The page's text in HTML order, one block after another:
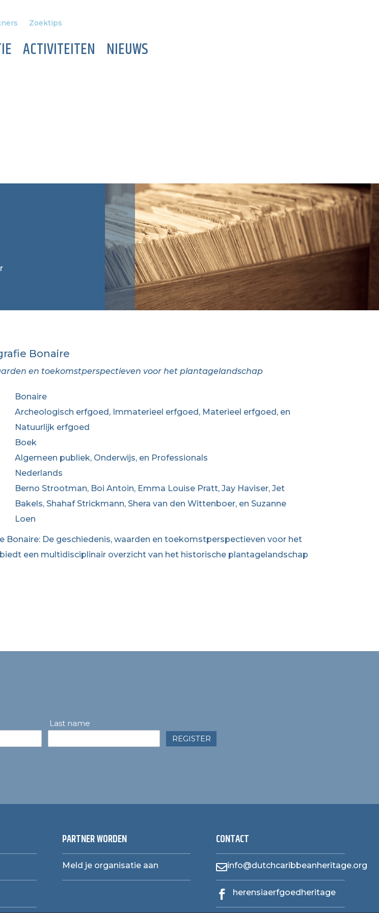
Zoektips
ACTIVITEITEN NIEUWS
Bonaire
en toekomstperspectieven voor het plantagelandschap
Bonaire
Archeologisch erfgoed, Immaterieel erfgoed, Materieel erfgoed, en
Natuurlijk erfgoed
Boek
Algemeen publiek, Onderwijs, en Professionals
Nederlands
Berno Strootman, Boi Antoin, Emma Louise Pratt, Jay Haviser, Jet
Bakels, Shahaf Strickmann, Shera van den Wittenboer, en Suzanne
Loen
Bonaire: De geschiedenis, waarden en toekomstperspectieven voor het
een multidisciplinair overzicht van het historische plantagelandschap
Last name
REGISTER
PARTNER WORDEN
Meld je organisatie aan
CONTACT
info@dutchcaribbeanheritage.org
 herensiaerfgoedheritage